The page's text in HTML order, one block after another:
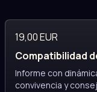
19,00 EUR
Compatibilidad
Informe con
convivencia y